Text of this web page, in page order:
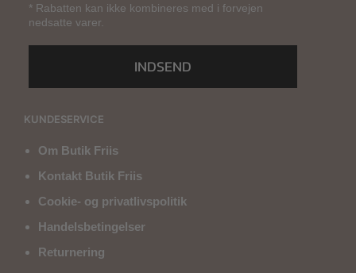
* Rabatten kan ikke kombineres med i forvejen
nedsatte varer.
INDSEND
KUNDESERVICE
Om Butik Friis
Kontakt Butik Friis
Cookie- og privatlivspolitik
Handelsbetingelser
Returnering